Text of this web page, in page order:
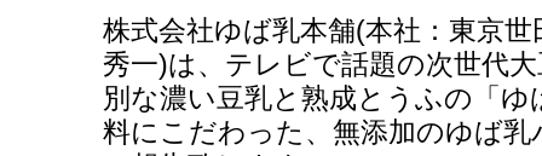
株式会社ゆば乳本舗(本社：東京
秀一)は、テレビで話題の次世代
別な濃い豆乳と熟成とうふの「
料にこだわった、無添加のゆば